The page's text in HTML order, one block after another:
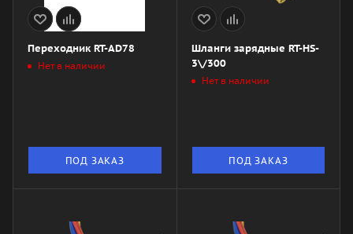
Переходник RT-AD78
Нет в наличии
ПОД ЗАКАЗ
Шланги зарядные RT-HS-
3\/300
Нет в наличии
ПОД ЗАКАЗ